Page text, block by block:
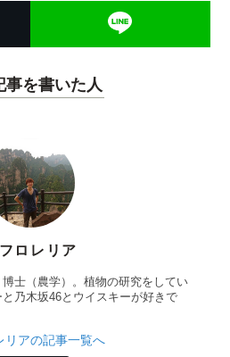
事を書いた人
ロレリア
士（農学）。植物の研究をしてい
乃木坂46とウイスキーが好きで
リアの記事一覧へ